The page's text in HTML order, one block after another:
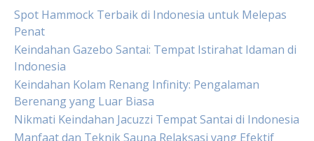
Spot Hammock Terbaik di Indonesia untuk Melepas
Penat
Keindahan Gazebo Santai: Tempat Istirahat Idaman di
Indonesia
Keindahan Kolam Renang Infinity: Pengalaman
Berenang yang Luar Biasa
Nikmati Keindahan Jacuzzi Tempat Santai di Indonesia
Manfaat dan Teknik Sauna Relaksasi yang Efektif